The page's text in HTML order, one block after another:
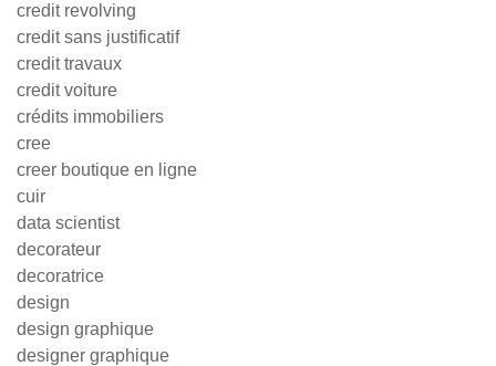
credit revolving
credit sans justificatif
credit travaux
credit voiture
crédits immobiliers
cree
creer boutique en ligne
cuir
data scientist
decorateur
decoratrice
design
design graphique
designer graphique